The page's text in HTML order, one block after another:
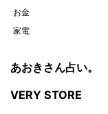
お金
家電
あおきさん占い。
VERY STORE